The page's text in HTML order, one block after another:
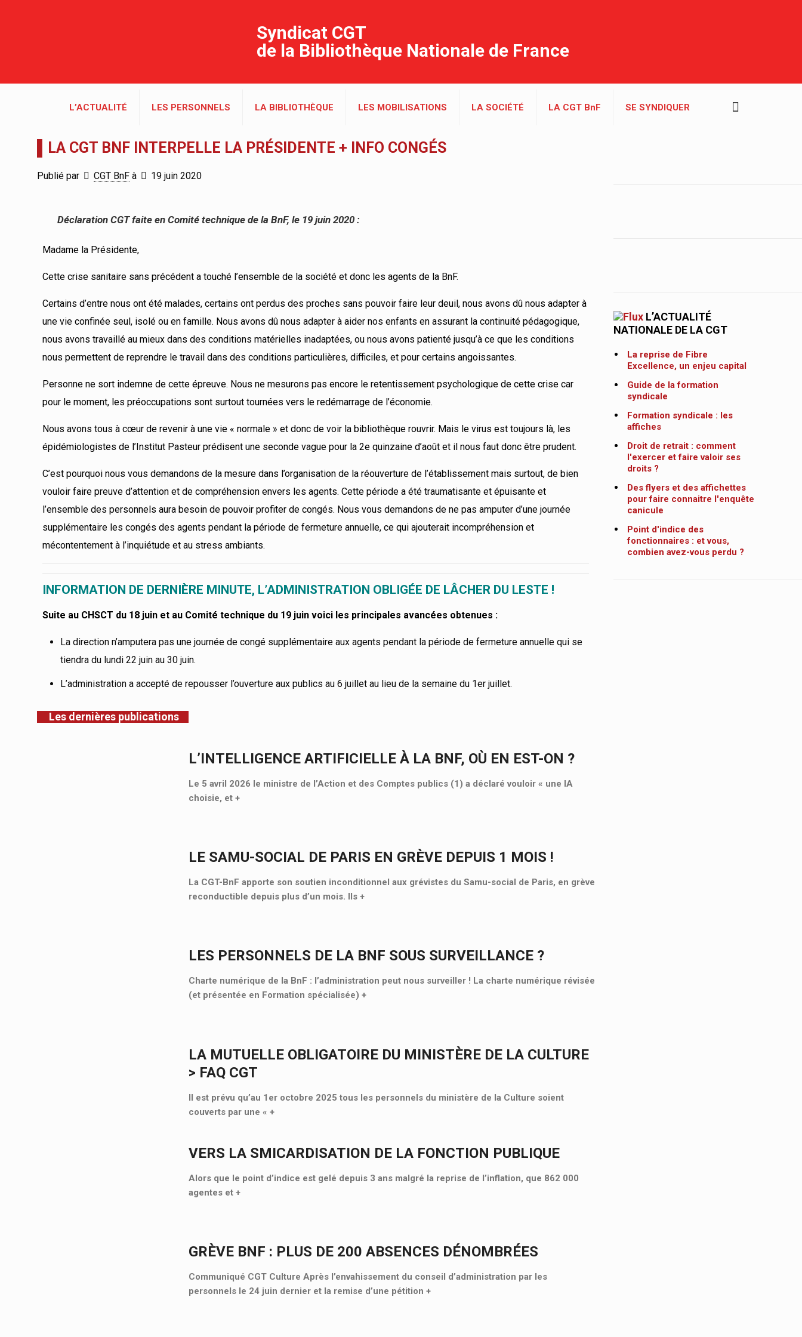
Syndicat CGT
de la Bibliothèque Nationale de France
L’ACTUALITÉ LES PERSONNELS LA BIBLIOTHÈQUE LES MOBILISATIONS LA SOCIÉTÉ LA CGT BnF SE SYNDIQUER
▌LA CGT BNF INTERPELLE LA PRÉSIDENTE + INFO CONGÉS
Publié par CGT BnF à 19 juin 2020
Déclaration CGT faite en Comité technique de la BnF, le 19 juin 2020 :
Madame la Présidente,
Cette crise sanitaire sans précédent a touché l’ensemble de la société et donc les agents de la BnF.
Certains d’entre nous ont été malades, certains ont perdus des proches sans pouvoir faire leur deuil, nous avons dû nous adapter à
une vie confinée seul, isolé ou en famille. Nous avons dû nous adapter à aider nos enfants en assurant la continuité pédagogique,
nous avons travaillé au mieux dans des conditions matérielles inadaptées, ou nous avons patienté jusqu’à ce que les conditions
nous permettent de reprendre le travail dans des conditions particulières, difficiles, et pour certains angoissantes.
Personne ne sort indemne de cette épreuve. Nous ne mesurons pas encore le retentissement psychologique de cette crise car
pour le moment, les préoccupations sont surtout tournées vers le redémarrage de l’économie.
Nous avons tous à cœur de revenir à une vie « normale » et donc de voir la bibliothèque rouvrir. Mais le virus est toujours là, les
épidémiologistes de l’Institut Pasteur prédisent une seconde vague pour la 2e quinzaine d’août et il nous faut donc être prudent.
C’est pourquoi nous vous demandons de la mesure dans l’organisation de la réouverture de l’établissement mais surtout, de bien
vouloir faire preuve d’attention et de compréhension envers les agents. Cette période a été traumatisante et épuisante et
l’ensemble des personnels aura besoin de pouvoir profiter de congés. Nous vous demandons de ne pas amputer d’une journée
supplémentaire les congés des agents pendant la période de fermeture annuelle, ce qui ajouterait incompréhension et
mécontentement à l’inquiétude et au stress ambiants.
INFORMATION DE DERNIÈRE MINUTE, L’ADMINISTRATION OBLIGÉE DE LÂCHER DU LESTE !
Suite au CHSCT du 18 juin et au Comité technique du 19 juin voici les principales avancées obtenues :
La direction n’amputera pas une journée de congé supplémentaire aux agents pendant la période de fermeture annuelle qui se
tiendra du lundi 22 juin au 30 juin.
L’administration a accepté de repousser l’ouverture aux publics au 6 juillet au lieu de la semaine du 1er juillet.
Les dernières publications
L’INTELLIGENCE ARTIFICIELLE À LA BNF, OÙ EN EST-ON ?
Le 5 avril 2026 le ministre de l’Action et des Comptes publics (1) a déclaré vouloir « une IA
choisie, et +
LE SAMU-SOCIAL DE PARIS EN GRÈVE DEPUIS 1 MOIS !
La CGT-BnF apporte son soutien inconditionnel aux grévistes du Samu-social de Paris, en grève
reconductible depuis plus d’un mois. Ils +
LES PERSONNELS DE LA BNF SOUS SURVEILLANCE ?
Charte numérique de la BnF : l’administration peut nous surveiller ! La charte numérique révisée
(et présentée en Formation spécialisée) +
LA MUTUELLE OBLIGATOIRE DU MINISTÈRE DE LA CULTURE
> FAQ CGT
Il est prévu qu’au 1er octobre 2025 tous les personnels du ministère de la Culture soient
couverts par une « +
VERS LA SMICARDISATION DE LA FONCTION PUBLIQUE
Alors que le point d’indice est gelé depuis 3 ans malgré la reprise de l’inflation, que 862 000
agentes et +
GRÈVE BNF : PLUS DE 200 ABSENCES DÉNOMBRÉES
Communiqué CGT Culture Après l’envahissement du conseil d’administration par les
personnels le 24 juin dernier et la remise d’une pétition +
L’ACTUALITÉ
NATIONALE DE LA CGT
La reprise de Fibre
Excellence, un enjeu capital
Guide de la formation
syndicale
Formation syndicale : les
affiches
Droit de retrait : comment
l'exercer et faire valoir ses
droits ?
Des flyers et des affichettes
pour faire connaitre l'enquête
canicule
Point d'indice des
fonctionnaires : et vous,
combien avez-vous perdu ?